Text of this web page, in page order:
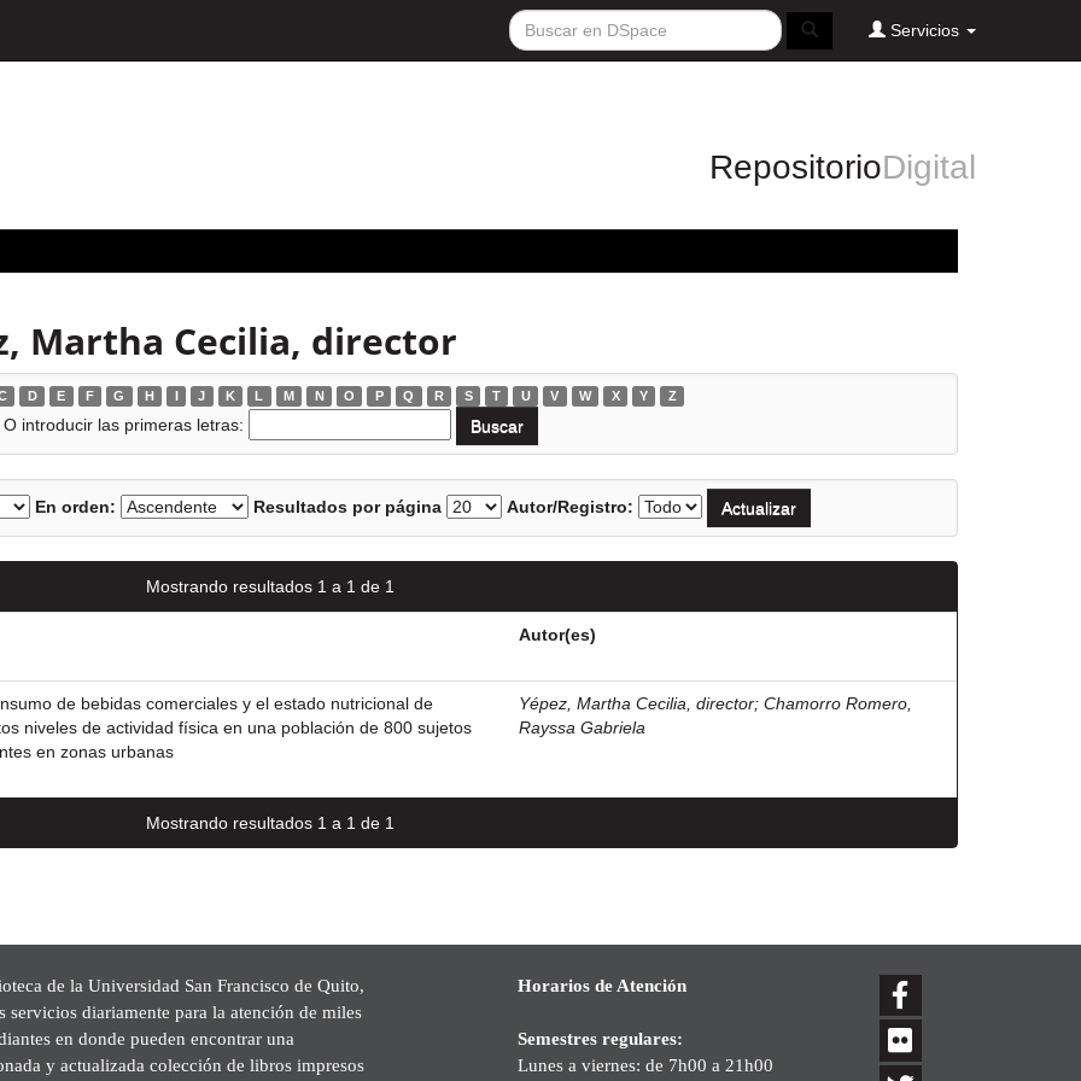
Servicios
RepositorioDigital
Martha Cecilia, director
D E F G H I J K L M N O P Q R S T U V W X Y Z
O introducir las primeras letras:
En orden: Resultados por página Autor/Registro:
Mostrando resultados 1 a 1 de 1
Autor(es)
de bebidas comerciales y el estado nutricional de
niveles de actividad física en una población de 800 sujetos
en zonas urbanas
Yépez, Martha Cecilia, director; Chamorro Romero,
Rayssa Gabriela
Mostrando resultados 1 a 1 de 1
de la Universidad San Francisco de Quito,
servicios diariamente para la atención de miles
en donde pueden encontrar una
y actualizada colección de libros impresos
Horarios de Atención
Semestres regulares:
Lunes a viernes: de 7h00 a 21h00